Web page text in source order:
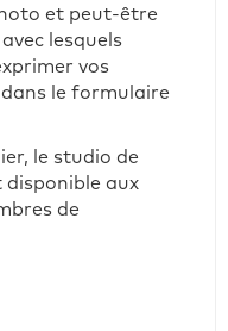
et peut-être
lesquels
vos
le formulaire
le studio de
aux
de